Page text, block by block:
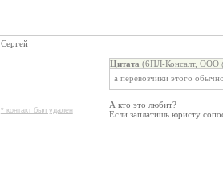
Сергей
* контакт был удален
Цитата (6ПЛ-Консалт, ООО
а перевозчики этого
А кто это любит?
Если заплатишь юристу